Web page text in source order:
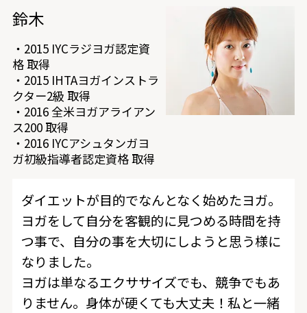
鈴木
・2015 IYCラジヨガ認定資
格 取得
・2015 IHTAヨガインストラ
クター2級 取得
・2016 全米ヨガアライアン
ス200 取得
・2016 IYCアシュタンガヨ
ガ初級指導者認定資格 取得
ダイエットが目的でなんとなく始めたヨガ。
ヨガをして自分を客観的に見つめる時間を持
つ事で、自分の事を大切にしようと思う様に
なりました。
ヨガは単なるエクササイズでも、競争でもあ
りません。身体が硬くても大丈夫！私と一緒